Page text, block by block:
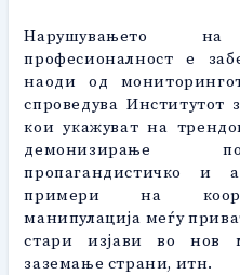
Нарушувањето
професионалност е
наоди од
спроведува Институтот
кои укажуват на
демонизирање
пропагандистичко и
примери на
манипулација меѓу
стари изјави во нов
заземање страни, итн.